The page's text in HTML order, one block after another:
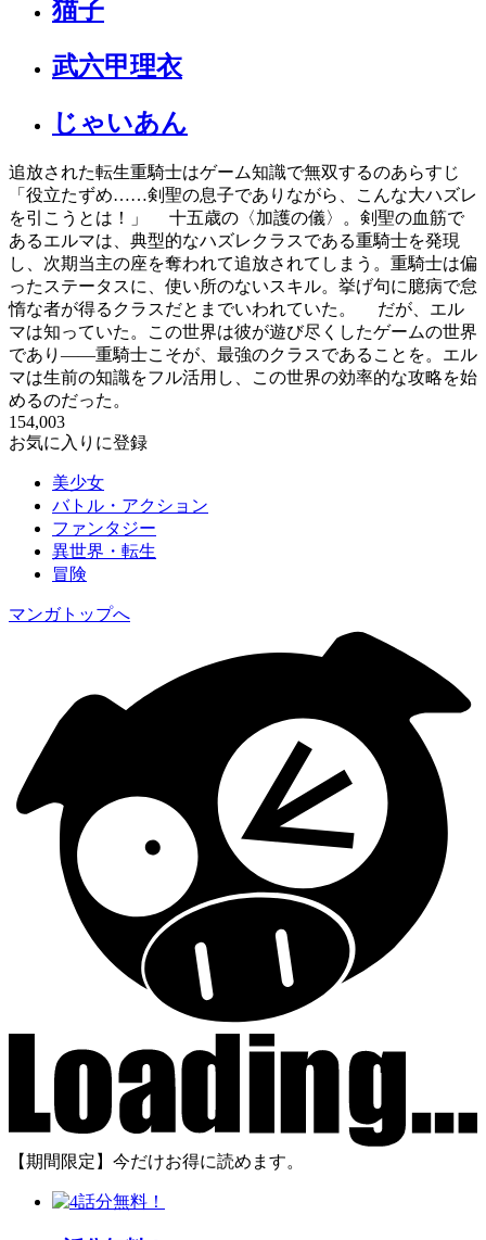
猫子
武六甲理衣
じゃいあん
追放された転生重騎士はゲーム知識で無双するのあらすじ
「役立たずめ……剣聖の息子でありながら、こんな大ハズレ
を引こうとは！」 十五歳の〈加護の儀〉。剣聖の血筋で
あるエルマは、典型的なハズレクラスである重騎士を発現
し、次期当主の座を奪われて追放されてしまう。重騎士は偏
ったステータスに、使い所のないスキル。挙げ句に臆病で怠
惰な者が得るクラスだとまでいわれていた。 だが、エル
マは知っていた。この世界は彼が遊び尽くしたゲームの世界
であり――重騎士こそが、最強のクラスであることを。エル
マは生前の知識をフル活用し、この世界の効率的な攻略を始
めるのだった。
154,003
お気に入りに登録
美少女
バトル・アクション
ファンタジー
異世界・転生
冒険
マンガトップへ
【期間限定】今だけお得に読めます。